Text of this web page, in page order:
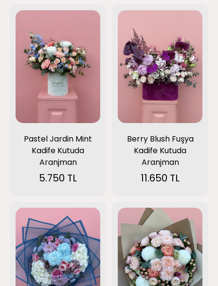
Pastel Jardin Mint
Kadife Kutuda
Aranjman
5.750 TL
Berry Blush Fuşya
Kadife Kutuda
Aranjman
11.650 TL